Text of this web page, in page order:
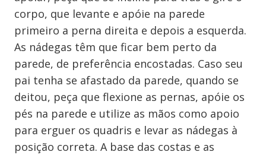
corpo, que levante e apóie na parede
primeiro a perna direita e depois a esquerda.
As nádegas têm que ficar bem perto da
parede, de preferência encostadas. Caso seu
pai tenha se afastado da parede, quando se
deitou, peça que flexione as pernas, apóie os
pés na parede e utilize as mãos como apoio
para erguer os quadris e levar as nádegas à
posição correta. A base das costas e as